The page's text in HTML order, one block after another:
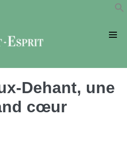
Dehant, une
cœur